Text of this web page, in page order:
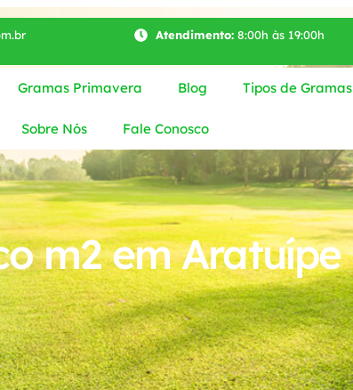
Atendimento:8:00h às 19:00h
Gramas Primavera Blog Tipos de Gramas
Sobre Nós Fale Conosco
m2 em Aratuípe